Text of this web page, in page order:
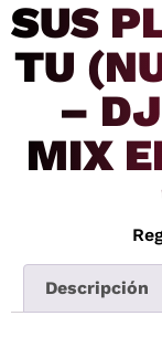
SUS
TU
–
MIX
Descripción